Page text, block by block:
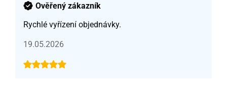
Ověřený zákazník
Rychlé vyřízení objednávky.
19.05.2026